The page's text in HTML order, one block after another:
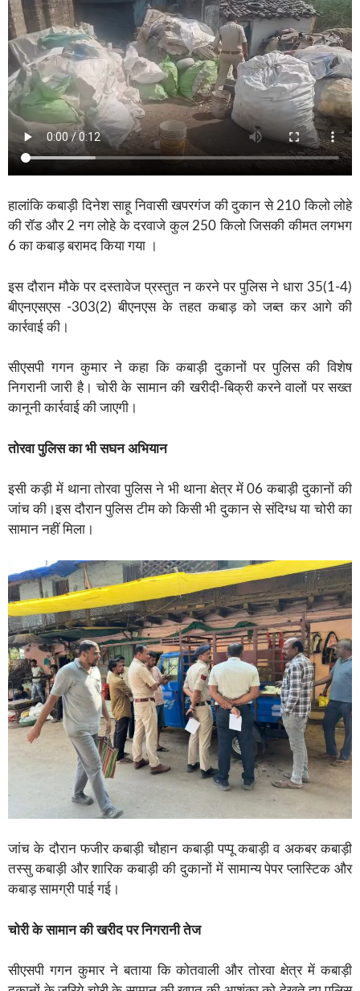
हालांकि कबाड़ी दिनेश साहू निवासी खपरगंज की दुकान से 210 किलो लोहे
की रॉड और 2 नग लोहे के दरवाजे कुल 250 किलो जिसकी कीमत लगभग
6 का कबाड़ बरामद किया गया ।
इस दौरान मौके पर दस्तावेज प्रस्तुत न करने पर पुलिस ने धारा 35(1-4)
बीएनएसएस -303(2) बीएनएस के तहत कबाड़ को जब्त कर आगे की
कार्रवाई की।
सीएसपी गगन कुमार ने कहा कि कबाड़ी दुकानों पर पुलिस की विशेष
निगरानी जारी है। चोरी के सामान की खरीदी-बिक्री करने वालों पर सख्त
कानूनी कार्रवाई की जाएगी।
तोरवा पुलिस का भी सघन अभियान
इसी कड़ी में थाना तोरवा पुलिस ने भी थाना क्षेत्र में 06 कबाड़ी दुकानों की
जांच की।इस दौरान पुलिस टीम को किसी भी दुकान से संदिग्ध या चोरी का
सामान नहीं मिला।
जांच के दौरान फजीर कबाड़ी चौहान कबाड़ी पप्पू कबाड़ी व अकबर कबाड़ी
तस्सु कबाड़ी और शारिक कबाड़ी की दुकानों में सामान्य पेपर प्लास्टिक और
कबाड़ सामग्री पाई गई।
चोरी के सामान की खरीद पर निगरानी तेज
सीएसपी गगन कुमार ने बताया कि कोतवाली और तोरवा क्षेत्र में कबाड़ी